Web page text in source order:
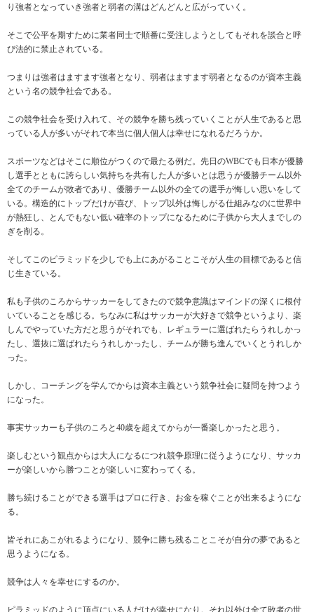
り強者となっていき強者と弱者の溝はどんどんと広がっていく。
そこで公平を期すために業者同士で順番に受注しようとしてもそれを談合と呼
び法的に禁止されている。
つまりは強者はますます強者となり、弱者はますます弱者となるのが資本主義
という名の競争社会である。
この競争社会を受け入れて、その競争を勝ち残っていくことが人生であると思
っている人が多いがそれで本当に個人個人は幸せになれるだろうか。
スポーツなどはそこに順位がつくので最たる例だ。先日のWBCでも日本が優勝
し選手とともに誇らしい気持ちを共有した人が多いとは思うが優勝チーム以外
全てのチームが敗者であり、優勝チーム以外の全ての選手が悔しい思いをして
いる。構造的にトップだけが喜び、トップ以外は悔しがる仕組みなのに世界中
が熱狂し、とんでもない低い確率のトップになるために子供から大人までしの
ぎを削る。
そしてこのピラミッドを少しでも上にあがることこそが人生の目標であると信
じ生きている。
私も子供のころからサッカーをしてきたので競争意識はマインドの深くに根付
いていることを感じる。ちなみに私はサッカーが大好きで競争というより、楽
しんでやっていた方だと思うがそれでも、レギュラーに選ばれたらうれしかっ
たし、選抜に選ばれたらうれしかったし、チームが勝ち進んでいくとうれしか
った。
しかし、コーチングを学んでからは資本主義という競争社会に疑問を持つよう
になった。
事実サッカーも子供のころと40歳を超えてからが一番楽しかったと思う。
楽しむという観点からは大人になるにつれ競争原理に従うようになり、サッカ
ーが楽しいから勝つことが楽しいに変わってくる。
勝ち続けることができる選手はプロに行き、お金を稼ぐことが出来るようにな
る。
皆それにあこがれるようになり、競争に勝ち残ることこそが自分の夢であると
思うようになる。
競争は人々を幸せにするのか。
ピラミッドのように頂点にいる人だけが幸せになり。それ以外は全て敗者の世